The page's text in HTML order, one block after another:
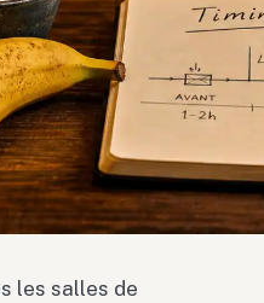
les salles de